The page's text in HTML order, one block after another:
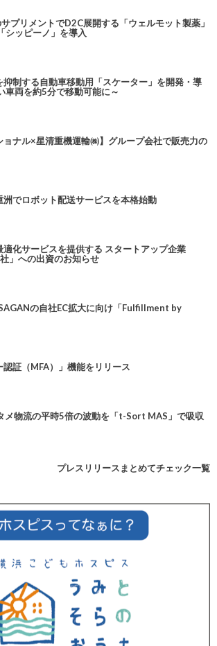
プリメントでD2C展開する「ウェルモット製薬」
シッピーノ」を導入
抑制する自動車移動用「スケーター」を開発・導
車両を約5分で移動可能に～
ョナル×星清重機運輸㈱】グループ会社で販売力の
でロボット配送サービスを本格始動
適化サービスを提供する スタートアップ企業
」への出資のお知らせ
の自社EC拡大に向け「Fulfillment by
認証（MFA）」機能をリリース
メ物流の平時5倍の波動を「t-Sort MAS」で吸収
プレスリリースまとめてチェック一覧